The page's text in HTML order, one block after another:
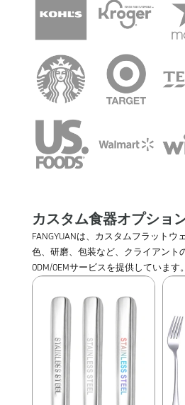
カスタム食器オプショ
FANGYUANは、カスタムフラットウ
色、研磨、包装など、クライアント
0DM/0EMサービスを提供しています。